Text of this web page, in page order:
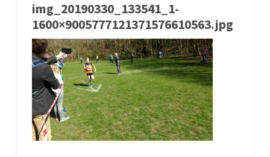
img_20190330_133541_1-
1600×9005777121371576610563.jpg